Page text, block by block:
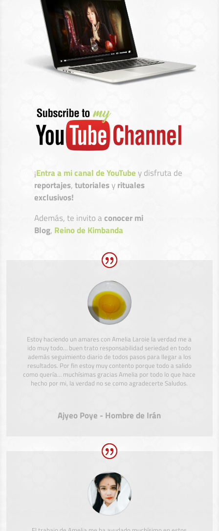
¡Entra a mi canal de YouTubey disfruta de
reportajes,tutorialesyrituales
exclusivos!
Además, te invito aconocer mi
Blog, Reino de Kimbanda
Estoy haciendo un amares con Amelia Laroie la verdad me a
ido muy todo… buen trato responsabilidad seriedad en todo
además seguimiento diario de todos pasos para llegar a los
resultados. Por fin estoy muy contento porque todo a salido
como quería… muchísimas gracias Amelia por todo lo que hace
hecho por mi, la verdad no se como agradecerte Saludos.
Ajyeo Poye - Hombre de Irán